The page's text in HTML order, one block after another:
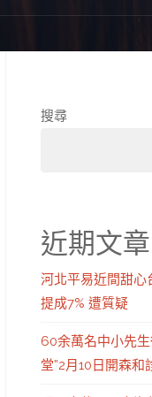
搜尋
近期文章
河北平易近間甜心
提成7% 遭質疑
60余萬名中小先
堂”2月10日開森和